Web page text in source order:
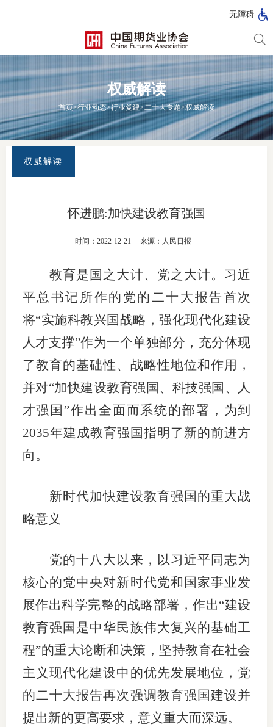
无障碍
法律法
行政法
团体标
会员管
资格管
资产管
培训学
投资者
上市品
权威解读
首页>行业动态>行业党建>二十大专题>权威解读
权威解读
怀进鹏:加快建设教育强国
时间：2022-12-21 来源：人民日报
教育是国之大计、党之大计。习近
平总书记所作的党的二十大报告首次
将“实施科教兴国战略，强化现代化建设
人才支撑”作为一个单独部分，充分体现
了教育的基础性、战略性地位和作用，
并对“加快建设教育强国、科技强国、人
才强国”作出全面而系统的部署，为到
2035年建成教育强国指明了新的前进方
向。
新时代加快建设教育强国的重大战
略意义
党的十八大以来，以习近平同志为
核心的党中央对新时代党和国家事业发
展作出科学完整的战略部署，作出“建设
教育强国是中华民族伟大复兴的基础工
程”的重大论断和决策，坚持教育在社会
主义现代化建设中的优先发展地位，党
的二十大报告再次强调教育强国建设并
提出新的更高要求，意义重大而深远。
市
货
司
险
理
司
产
理
司
司
投
受
理